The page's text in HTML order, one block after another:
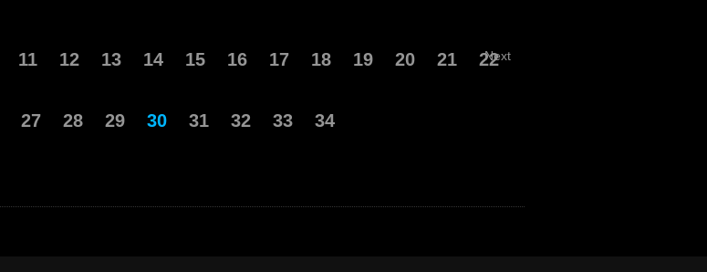
11 12 13 14 15 16 17 18 19 20 21 22
27 28 29 30 31 32 33 34
Next